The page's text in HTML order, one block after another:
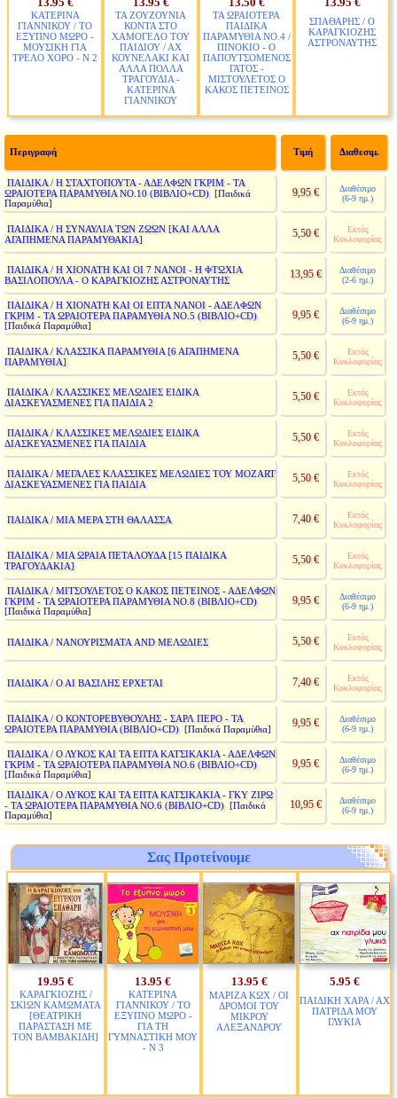
ΚΑΤΕΡΙΝΑ
ΓΙΑΝΝΙΚΟΥ / ΤΟ
ΕΞΥΠΝΟ ΜΩΡΟ -
ΜΟΥΣΙΚΗ ΓΙΑ
ΤΡΕΛΟ ΧΟΡΟ - Ν 2
ΤΑ ΖΟΥΖΟΥΝΙΑ
ΚΟΝΤΑ ΣΤΟ
ΧΑΜΟΓΕΛΟ ΤΟΥ
ΠΑΙΔΙΟΥ / ΑΧ
ΚΟΥΝΕΛΑΚΙ ΚΑΙ
ΑΛΛΑ ΠΟΛΛΑ
ΤΡΑΓΟΥΔΙΑ -
ΚΑΤΕΡΙΝΑ
ΓΙΑΝΝΙΚΟΥ
ΤΑ ΩΡΑΙΟΤΕΡΑ
ΠΑΙΔΙΚΑ
ΠΑΡΑΜΥΘΙΑ ΝΟ.4 /
ΠΙΝΟΚΙΟ - Ο
ΠΑΠΟΥΤΣΟΜΕΝΟΣ
ΓΑΤΟΣ -
ΜΙΣΤΟΥΛΕΤΟΣ Ο
ΚΑΚΟΣ ΠΕΤΕΙΝΟΣ
ΣΠΑΘΑΡΗΣ / Ο
ΚΑΡΑΓΚΙΟΖΗΣ
ΑΣΤΡΟΝΑΥΤΗΣ
Περιγραφή Τιμή Διαθεσιμ.
ΠΑΙΔΙΚΑ / Η ΣΤΑΧΤΟΠΟΥΤΑ - ΑΔΕΛΦΩΝ ΓΚΡΙΜ - ΤΑ
ΩΡΑΙΟΤΕΡΑ ΠΑΡΑΜΥΘΙΑ ΝΟ.10 (ΒΙΒΛΙΟ+CD)[Παιδικά
Παραμύθια]
9,95 €
Διαθέσιμο
(6-9 ημ.)
ΠΑΙΔΙΚΑ / Η ΣΥΝΑΥΛΙΑ ΤΩΝ ΖΩΩΝ [ΚΑΙ ΑΛΛΑ
ΑΓΑΠΗΜΕΝΑ ΠΑΡΑΜΥΘΑΚΙΑ]
5,50 €
Εκτός
Κυκλοφορίας
ΠΑΙΔΙΚΑ / Η ΧΙΟΝΑΤΗ ΚΑΙ ΟΙ 7 ΝΑΝΟΙ - Η ΦΤΩΧΙΑ
ΒΑΣΙΛΟΠΟΥΛΑ - Ο ΚΑΡΑΓΚΙΟΖΗΣ ΑΣΤΡΟΝΑΥΤΗΣ
13,95 €
Διαθέσιμο
(2-6 ημ.)
ΠΑΙΔΙΚΑ / Η ΧΙΟΝΑΤΗ ΚΑΙ ΟΙ ΕΠΤΑ ΝΑΝΟΙ - ΑΔΕΛΦΩΝ
ΓΚΡΙΜ - ΤΑ ΩΡΑΙΟΤΕΡΑ ΠΑΡΑΜΥΘΙΑ ΝΟ.5 (ΒΙΒΛΙΟ+CD)
[Παιδικά Παραμύθια]
9,95 €
Διαθέσιμο
(6-9 ημ.)
ΠΑΙΔΙΚΑ / ΚΛΑΣΣΙΚΑ ΠΑΡΑΜΥΘΙΑ [6 ΑΓΑΠΗΜΕΝΑ
ΠΑΡΑΜΥΘΙΑ]
5,50 €
Εκτός
Κυκλοφορίας
ΠΑΙΔΙΚΑ / ΚΛΑΣΣΙΚΕΣ ΜΕΛΩΔΙΕΣ ΕΙΔΙΚΑ
ΔΙΑΣΚΕΥΑΣΜΕΝΕΣ ΓΙΑ ΠΑΙΔΙΑ 2
5,50 €
Εκτός
Κυκλοφορίας
ΠΑΙΔΙΚΑ / ΚΛΑΣΣΙΚΕΣ ΜΕΛΩΔΙΕΣ ΕΙΔΙΚΑ
ΔΙΑΣΚΕΥΑΣΜΕΝΕΣ ΓΙΑ ΠΑΙΔΙΑ
5,50 €
Εκτός
Κυκλοφορίας
ΠΑΙΔΙΚΑ / ΜΕΓΑΛΕΣ ΚΛΑΣΣΙΚΕΣ ΜΕΛΩΔΙΕΣ ΤΟΥ MOZART
ΔΙΑΣΚΕΥΑΣΜΕΝΕΣ ΓΙΑ ΠΑΙΔΙΑ
5,50 €
Εκτός
Κυκλοφορίας
ΠΑΙΔΙΚΑ / ΜΙΑ ΜΕΡΑ ΣΤΗ ΘΑΛΑΣΣΑ 7,40 €
Εκτός
Κυκλοφορίας
ΠΑΙΔΙΚΑ / ΜΙΑ ΩΡΑΙΑ ΠΕΤΑΛΟΥΔΑ [15 ΠΑΙΔΙΚΑ
ΤΡΑΓΟΥΔΑΚΙΑ]
5,50 €
Εκτός
Κυκλοφορίας
ΠΑΙΔΙΚΑ / ΜΙΤΣΟΥΛΕΤΟΣ Ο ΚΑΚΟΣ ΠΕΤΕΙΝΟΣ - ΑΔΕΛΦΩΝ
ΓΚΡΙΜ - ΤΑ ΩΡΑΙΟΤΕΡΑ ΠΑΡΑΜΥΘΙΑ ΝΟ.8 (ΒΙΒΛΙΟ+CD)
[Παιδικά Παραμύθια]
9,95 €
Διαθέσιμο
(6-9 ημ.)
ΠΑΙΔΙΚΑ / ΝΑΝΟΥΡΙΣΜΑΤΑ AND ΜΕΛΩΔΙΕΣ 5,50 €
Εκτός
Κυκλοφορίας
ΠΑΙΔΙΚΑ / Ο ΑΙ ΒΑΣΙΛΗΣ ΕΡΧΕΤΑΙ 7,40 €
Εκτός
Κυκλοφορίας
ΠΑΙΔΙΚΑ / Ο ΚΟΝΤΟΡΕΒΥΘΟΥΛΗΣ - ΣΑΡΛ ΠΕΡΟ - ΤΑ
ΩΡΑΙΟΤΕΡΑ ΠΑΡΑΜΥΘΙΑ (ΒΙΒΛΙΟ+CD)[Παιδικά Παραμύθια]
9,95 €
Διαθέσιμο
(6-9 ημ.)
ΠΑΙΔΙΚΑ / Ο ΛΥΚΟΣ ΚΑΙ ΤΑ ΕΠΤΑ ΚΑΤΣΙΚΑΚΙΑ - ΑΔΕΛΦΩΝ
ΓΚΡΙΜ - ΤΑ ΩΡΑΙΟΤΕΡΑ ΠΑΡΑΜΥΘΙΑ ΝΟ.6 (ΒΙΒΛΙΟ+CD)
[Παιδικά Παραμύθια]
9,95 €
Διαθέσιμο
(6-9 ημ.)
ΠΑΙΔΙΚΑ / Ο ΛΥΚΟΣ ΚΑΙ ΤΑ ΕΠΤΑ ΚΑΤΣΙΚΑΚΙΑ - ΓΚΥ ΖΙΡΩ
- ΤΑ ΩΡΑΙΟΤΕΡΑ ΠΑΡΑΜΥΘΙΑ ΝΟ.6 (ΒΙΒΛΙΟ+CD)[Παιδικά
Παραμύθια]
10,95 €
Διαθέσιμο
(6-9 ημ.)
Σας Προτείνουμε
19.95 €
ΚΑΡΑΓΚΙΟΖΗΣ /
ΣΚΙΩΝ ΚΑΜΩΜΑΤΑ
[ΘΕΑΤΡΙΚΗ
ΠΑΡΑΣΤΑΣΗ ΜΕ
ΤΟΝ ΒΑΜΒΑΚΙΔΗ]
13.95 €
ΚΑΤΕΡΙΝΑ
ΓΙΑΝΝΙΚΟΥ / ΤΟ
ΕΞΥΠΝΟ ΜΩΡΟ -
ΓΙΑ ΤΗ
ΓΥΜΝΑΣΤΙΚΗ ΜΟΥ
- Ν 3
13.95 €
ΜΑΡΙΖΑ ΚΩΧ / ΟΙ
ΔΡΟΜΟΙ ΤΟΥ
ΜΙΚΡΟΥ
ΑΛΕΞΑΝΔΡΟΥ
5.95 €
ΠΑΙΔΙΚΗ ΧΑΡΑ / ΑΧ
ΠΑΤΡΙΔΑ ΜΟΥ
ΓΛΥΚΙΑ